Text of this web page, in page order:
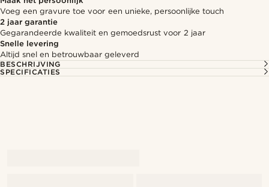
Voeg een gravure toe voor een unieke, persoonlijke touch
2 jaar garantie
Gegarandeerde kwaliteit en gemoedsrust voor 2 jaar
Snelle levering
Altijd snel en betrouwbaar geleverd
BESCHRIJVING
SPECIFICATIES